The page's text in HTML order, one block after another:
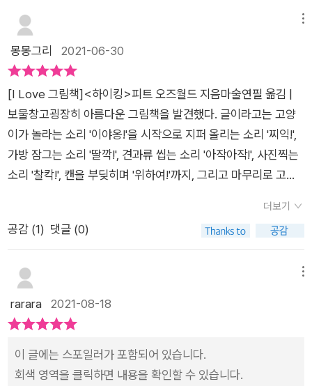
어하고 좋아하는구나를 잘 보여줍니다. 사실 그런면에서 이 책은
아빠들이 아이들과 함께 읽었으면 좋겠습니다. 특히 바빠서 아이
들과 시간을 잘 보내지 못하는 아빠들, 피곤하다는 이유로 주말이
면 소파와 하나가 되는 아빠들이 아이들과 함께 읽고 아이와 좋은
시간을 보내면 좋겠다는 바람을 가져보네요. 아빠와 아이의 소통,
믿음, 유대감 등 많은 면들이 느껴지는 좋은 책이면서 또 한가지
자연을 아름답게 담아 내고 있는 점도 놓치지 말아야 할 부분인
것 같습니다. 산 속에서 만나는 다양한 동물들, 숲 이런 모습들이
자연의 매력에 빠지게 합니다. 인간과 자연의 공존 역시도 아름답
다. 아빠의 손길에 눈을 비비며 덜 깬 잠을 마저 날려보내고 나면
하이킹 준비 시작. 아빠와 함께 한치의 틈도 없는 네모난 도시를
지나 갖가지 모양이 어우러진 산으로 간다. 여유와 한적함이 느껴
는 것만으로도 편안해진다. 군데군데 보이는 여러 동물들. 여우
와 새, 사슴과 무당벌레, 나비. 도시에서는 볼 수 없었던 많은 동
식물들. 그리고 아빠와 즐기는 여유로운 시간들. 서로 손을 잡아
주고, 조그만 나무를 심고. 하나의 추억을 만들고 돌아온 시
간. 아빠가 아들에게, 그 아들이 자라 다시 자신의 아들에게 이어
지는 추억이야기. 별것 아닌 것 같은 짧은 하루지만 추억으로 남
아 언제라도 다시 들여다볼 수 있는 아빠와 아들의 이야기. 아이
것 같다. 출판사로부터 도서 협찬을 받았지만, 본인의 주관적인
견해에 의하여 작성되었습니다.
몽몽그리 2021-06-30
[I Love 그림책]​<하이킹>​피트 오즈월드 지음마술연필 옮김 |
보물창고​굉장히 아름다운 그림책을 발견했다. ​글이라고는 고양
이가 놀라는 소리 '이야옹!'을 시작으로 지퍼 올리는 소리 '찌익!',
가방 잠그는 소리 '딸깍!', 견과류 씹는 소리 '아작아작!', 사진찍는
소리 '찰칵!', 캔을 부딪히며 '위하여!'까지, 그리고 마무리로 고양
이해 함에 부족함이 전혀 없다. 오히려 글이 없다는 것이 특별하
게 느껴지지 않을 정도이다. ​아빠와 아이가 하이킹을 간 하룻 동
살아있어서 모든 이야기를 가슴으로 알 수 있고 느낄 수 있다. 모
든 것이 굉장히 아름답고 감동적이다. ​ㅡ아침 일찍 아빠와 떠난
하이킹.지도를 보며 산을 오른다. 토끼가 반겨주고 저 멀리 사슴
로 아빠와 눈싸움도 한다. 넓은 계곡을 지날 때에는 두려움도 들
지만 아빠를 믿고 도움을 받으며 안정감을 느낀다. 간식도 먹고,
더보기
공감 (1) 댓글 (0)
rarara 2021-08-18
이 글에는 스포일러가 포함되어 있습니다.
회색 영역을 클릭하면 내용을 확인할 수 있습니다.